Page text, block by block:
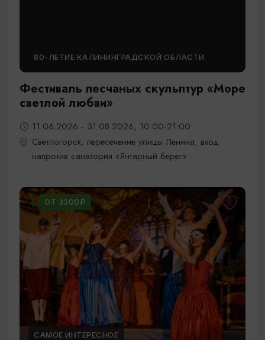
80-ЛЕТИЕ КАЛИНИНГРАДСКОЙ ОБЛАСТИ
Фестиваль песчаных скульптур «Море
светлой любви»
11.06.2026 - 31.08.2026, 10:00-21:00
Светлогорск, пересечение улицы Ленина, вход
напротив санатория «Янтарный берег»
ОТ 3300₽
САМОЕ ИНТЕРЕСНОЕ